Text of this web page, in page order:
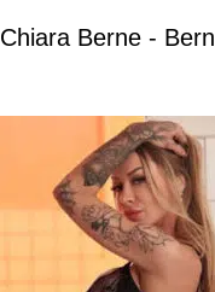
Chiara Berne - Bern